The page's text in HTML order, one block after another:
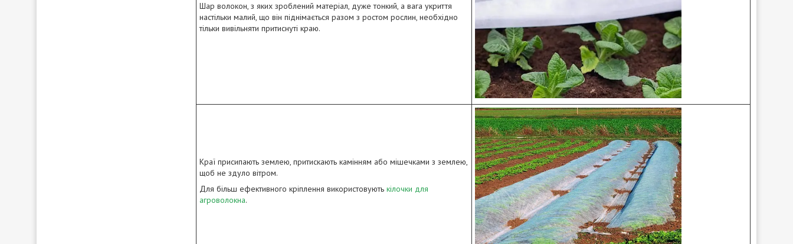
Шар волокон, з яких зроблений матеріал, дуже тонкий, а вага укриття
настільки малий, що він піднімається разом з ростом рослин, необхідно
тільки вивільняти притиснуті краю.
Краї присипають землею, притискають камінням або мішечками з землею,
щоб не здуло вітром.
Для більш ефективного кріплення використовують кілочки для
агроволокна.